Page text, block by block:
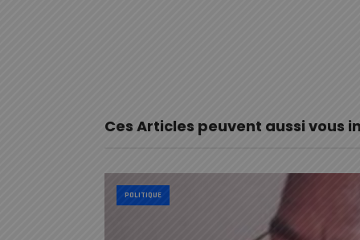
Ces Articles peuvent aussi vous
POLITIQUE